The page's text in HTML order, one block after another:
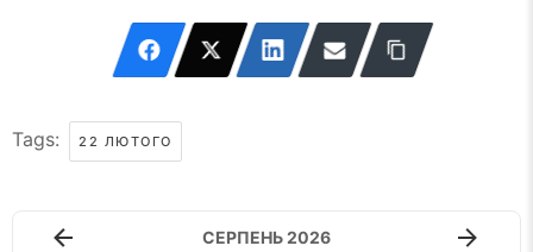
Tags: 22 ЛЮТОГО
СЕРПЕНЬ 2026